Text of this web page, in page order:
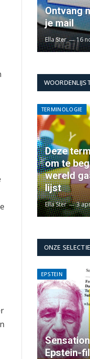
Ontvang
je mail
Ella Ster 16
TERMINOLOGIE
Deze
om te
wereld
lijst
Ella Ster 3
ONZE SELECTIE
EPSTEIN
Epstein-